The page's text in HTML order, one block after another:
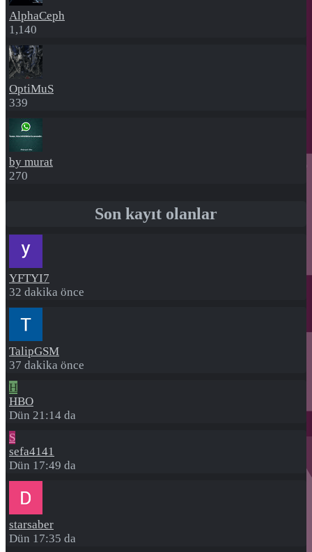
AlphaCeph
1,140
OptiMuS
339
by murat
270
Son kayıt olanlar
YFTYI7
32 dakika önce
TalipGSM
37 dakika önce
H
HBO
Dün 21:14 da
S
sefa4141
Dün 17:49 da
starsaber
Dün 17:35 da